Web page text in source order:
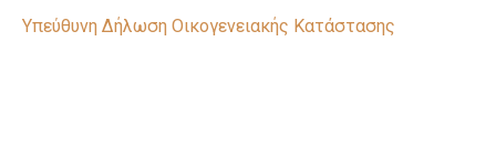
Υπεύθυνη Δήλωση Οικογενειακής Κατάστασης